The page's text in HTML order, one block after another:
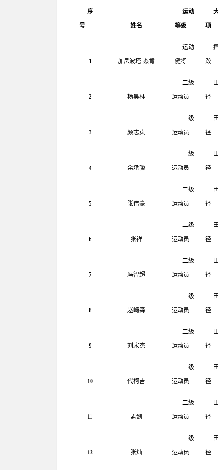
序
号 姓名
运动
等级 项
1 加尼波塔·杰肯
运动
健将 跤
2 杨昊林
二级
运动员 径
3 颜志贞
二级
运动员 径
4 余承骏
一级
运动员 径
5 张伟豪
二级
运动员 径
6 张祥
二级
运动员 径
7 冯智超
二级
运动员 径
8 赵崎森
二级
运动员 径
9 刘宋杰
二级
运动员 径
10 代柯吉
二级
运动员 径
11 孟剑
二级
运动员 径
12 张灿
二级
运动员 径